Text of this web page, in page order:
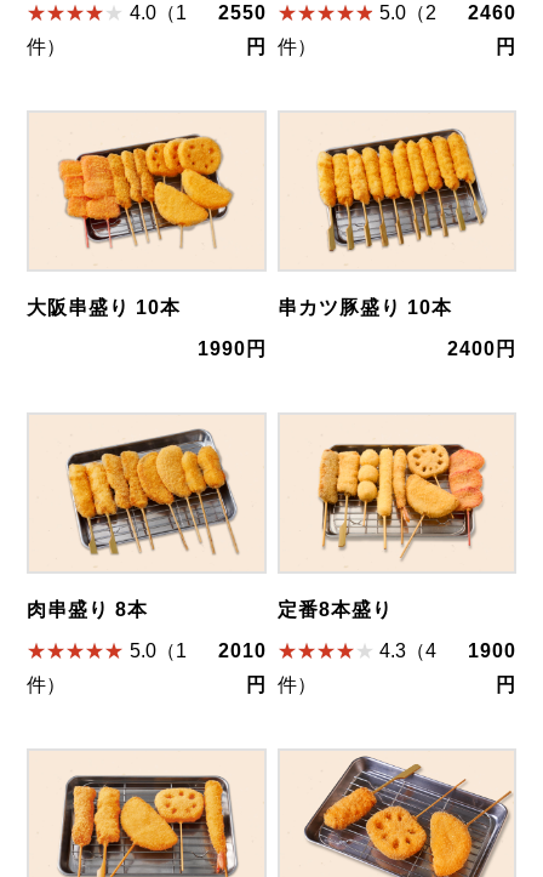
4.0（1
件）
2550
円
5.0（2
件）
2460
円
大阪串盛り 10本
1990円
串カツ豚盛り 10本
2400円
肉串盛り 8本
5.0（1
件）
2010
円
定番8本盛り
4.3（4
件）
1900
円